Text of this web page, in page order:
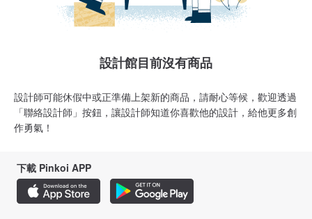
設計館目前沒有商品
設計師可能休假中或正準備上架新的商品，請耐心等候，歡迎透過
「聯絡設計師」按鈕，讓設計師知道你喜歡他的設計，給他更多創
作勇氣！
下載 Pinkoi APP